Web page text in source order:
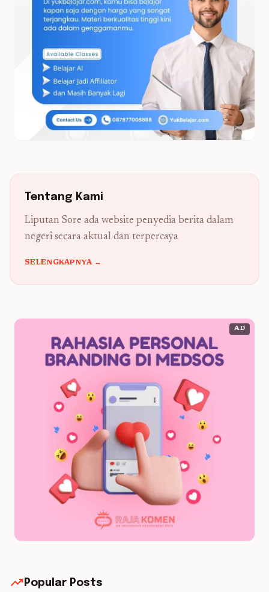
Tentang Kami
Liputan Sore ada website penyedia berita dalam
negeri secara aktual dan terpercaya
SELENGKAPNYA →
AD
trending_up Popular Posts